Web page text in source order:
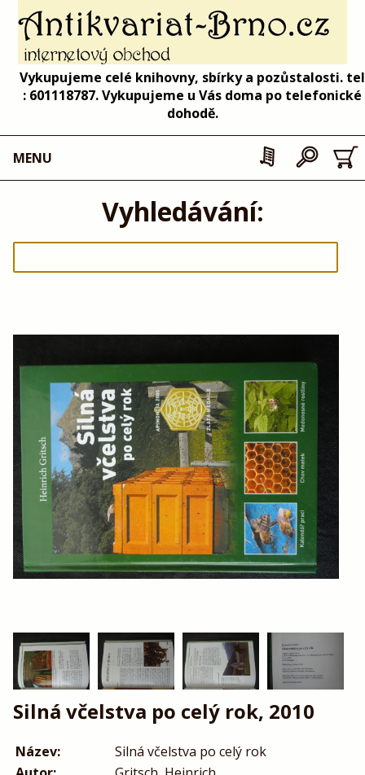
Vykupujeme celé knihovny, sbírky a pozůstalosti. tel
: 601118787. Vykupujeme u Vás doma po telefonické
dohodě.
MENU
Vyhledávání:
Silná včelstva po celý rok, 2010
Název:
Silná včelstva po celý rok